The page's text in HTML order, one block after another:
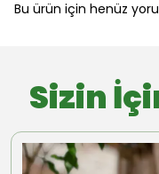
Bu ürün için henüz
Sizin